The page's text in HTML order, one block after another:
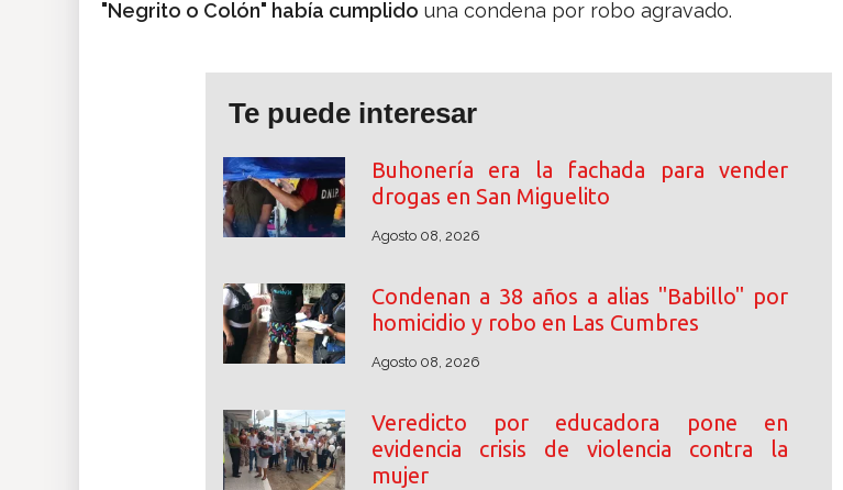
"Negrito o Colón" había cumplido una condena por robo agravado.
Te puede interesar
Buhonería era la fachada para vender
drogas en San Miguelito
Agosto 08, 2026
Condenan a 38 años a alias "Babillo" por
homicidio y robo en Las Cumbres
Agosto 08, 2026
Veredicto por educadora pone en
evidencia crisis de violencia contra la
mujer